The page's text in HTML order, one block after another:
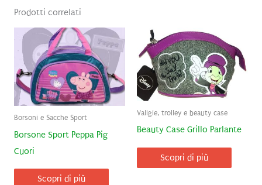
Prodotti correlati
Borsoni e Sacche Sport
Borsone Sport Peppa Pig
Cuori
Scopri di più
Valigie, trolley e beauty case
Beauty Case Grillo Parlante
Scopri di più